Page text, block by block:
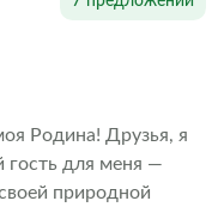
была
и
Спасибо
Родина! Друзья, я
гость для меня —
природной